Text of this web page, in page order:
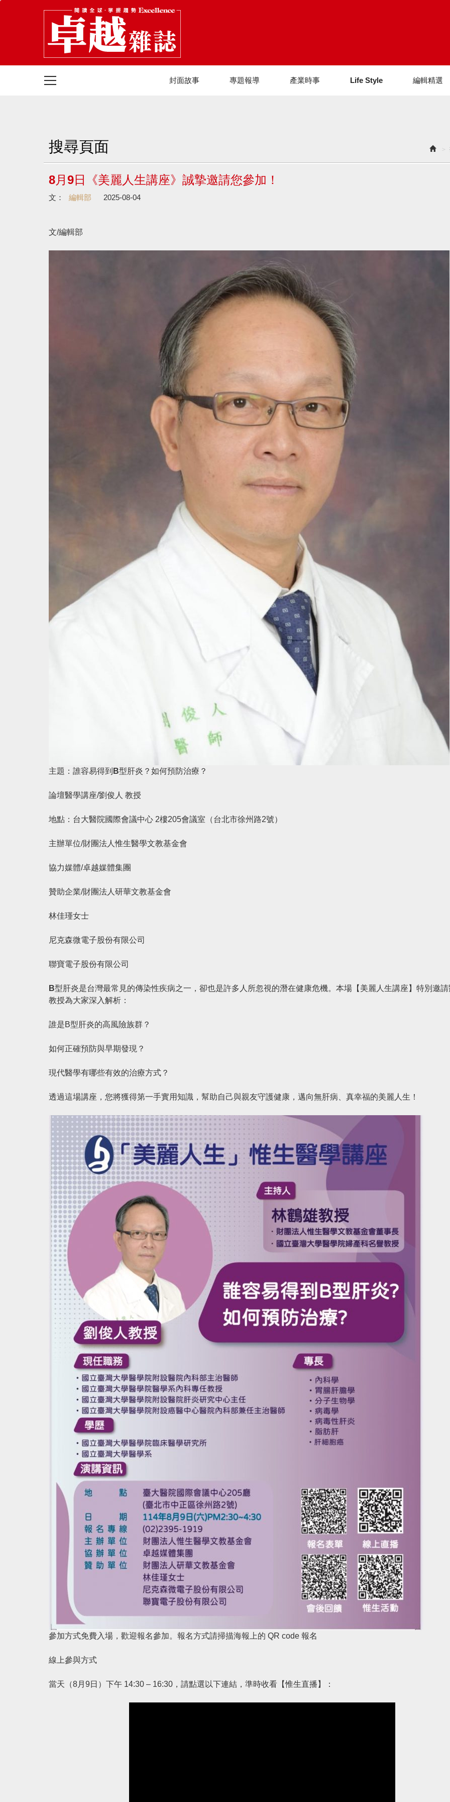
封面故事 專題報導 產業時事 Life Style 編輯精選
搜尋頁面
8月9日《美麗人生講座》誠摯邀請您參加！
文： 編輯部 2025-08-04
文/編輯部
主題：誰容易得到B型肝炎？如何預防治療？
論壇醫學講座/劉俊人 教授
地點：台大醫院國際會議中心 2樓205會議室（台北市徐州路2號）
主辦單位/財團法人惟生醫學文教基金會
協力媒體/卓越媒體集團
贊助企業/財團法人研華文教基金會
林佳瑾女士
尼克森微電子股份有限公司
聯寶電子股份有限公司
B型肝炎是台灣最常見的傳染性疾病之一，卻也是許多人所忽視的潛在健康危機。 本場【美麗人生講座】特別邀
教授為大家深入解析：
誰是B型肝炎的高風險族群？
如何正確預防與早期發現？
現代醫學有哪些有效的治療方式？
透過這場講座，您將獲得第一手實用知識，幫助自己與親友守護健康，邁向無肝病、真幸福的美麗人生！
參加方式免費入場，歡迎報名參加。報名方式請掃描海報上的 QR code 報名
線上參與方式
當天（8月9日）下午 14:30 – 16:30，請點選以下連結，準時收看【惟生直播】：